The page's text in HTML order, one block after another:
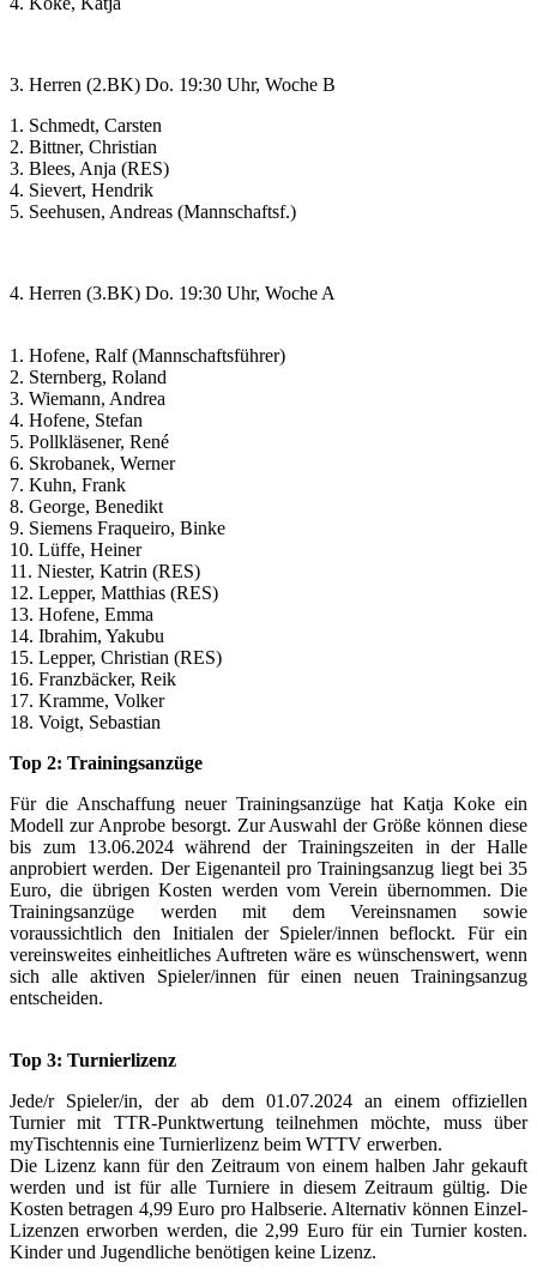
3. Herren (2.BK) Do. 19:30 Uhr, Woche B
1. Schmedt, Carsten
2. Bittner, Christian
3. Blees, Anja (RES)
4. Sievert, Hendrik
5. Seehusen, Andreas (Mannschaftsf.)
4. Herren (3.BK) Do. 19:30 Uhr, Woche A
1. Hofene, Ralf (Mannschaftsführer)
2. Sternberg, Roland
3. Wiemann, Andrea
4. Hofene, Stefan
5. Pollkläsener, René
6. Skrobanek, Werner
7. Kuhn, Frank
8. George, Benedikt
9. Siemens Fraqueiro, Binke
10. Lüffe, Heiner
11. Niester, Katrin (RES)
12. Lepper, Matthias (RES)
13. Hofene, Emma
14. Ibrahim, Yakubu
15. Lepper, Christian (RES)
16. Franzbäcker, Reik
17. Kramme, Volker
18. Voigt, Sebastian
Top 2: Trainingsanzüge
Für die Anschaffung neuer Trainingsanzüge hat Katja Koke ein
Modell zur Anprobe besorgt. Zur Auswahl der Größe können diese
bis zum 13.06.2024 während der Trainingszeiten in der Halle
anprobiert werden. Der Eigenanteil pro Trainingsanzug liegt bei 35
Euro, die übrigen Kosten werden vom Verein übernommen. Die
Trainingsanzüge werden mit dem Vereinsnamen sowie
voraussichtlich den Initialen der Spieler/innen beflockt. Für ein
vereinsweites einheitliches Auftreten wäre es wünschenswert, wenn
sich alle aktiven Spieler/innen für einen neuen Trainingsanzug
entscheiden.
Top 3: Turnierlizenz
Jede/r Spieler/in, der ab dem 01.07.2024 an einem offiziellen
Turnier mit TTR-Punktwertung teilnehmen möchte, muss über
myTischtennis eine Turnierlizenz beim WTTV erwerben.
Die Lizenz kann für den Zeitraum von einem halben Jahr gekauft
werden und ist für alle Turniere in diesem Zeitraum gültig. Die
Kosten betragen 4,99 Euro pro Halbserie. Alternativ können Einzel-
Lizenzen erworben werden, die 2,99 Euro für ein Turnier kosten.
Kinder und Jugendliche benötigen keine Lizenz.